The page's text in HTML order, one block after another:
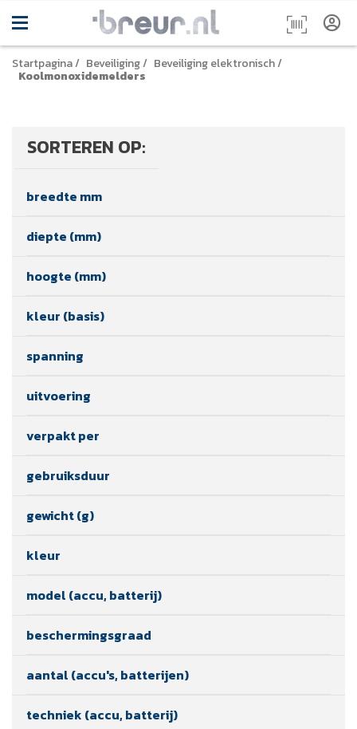
Startpagina/ Beveiliging/ Beveiliging elektronisch/
Koolmonoxidemelders
SORTEREN OP:
breedte mm
diepte (mm)
hoogte (mm)
kleur (basis)
spanning
uitvoering
verpakt per
gebruiksduur
gewicht (g)
kleur
model (accu, batterij)
beschermingsgraad
aantal (accu's, batterijen)
techniek (accu, batterij)